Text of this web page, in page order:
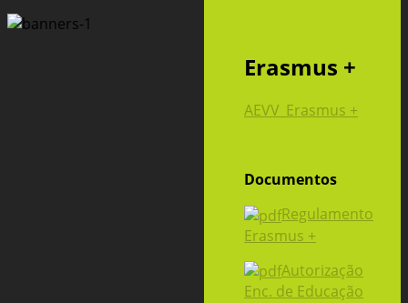
Erasmus +
AEVV_Erasmus +
Documentos
Regulamento
Erasmus +
Autorização
Enc. de Educação